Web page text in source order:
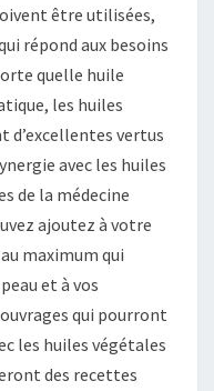
être utilisées,
répond aux besoins
quelle huile
les huiles
d’excellentes vertus
avec les huiles
de la médecine
ajoutez à votre
maximum qui
et à vos
qui pourront
les huiles végétales
des recettes